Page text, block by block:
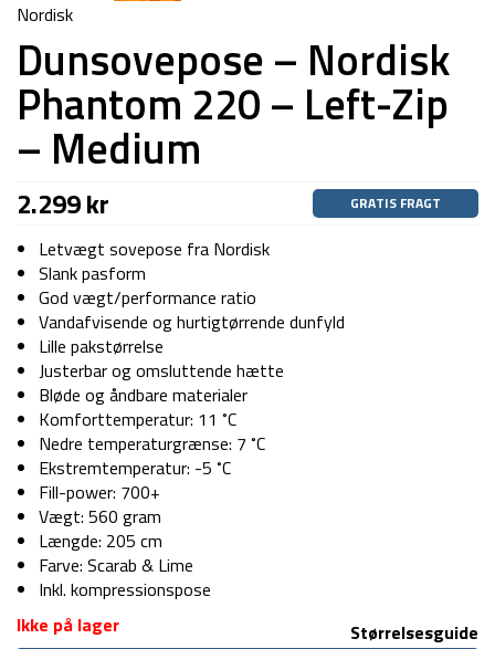
Nordisk
Dunsovepose – Nordisk
Phantom 220 – Left-Zip
– Medium
2.299kr GRATIS FRAGT
Letvægt sovepose fra Nordisk
Slank pasform
God vægt/performance ratio
Vandafvisende og hurtigtørrende dunfyld
Lille pakstørrelse
Justerbar og omsluttende hætte
Bløde og åndbare materialer
Komforttemperatur: 11 ˚C
Nedre temperaturgrænse: 7 ˚C
Ekstremtemperatur: -5 ˚C
Fill-power: 700+
Vægt: 560 gram
Længde: 205 cm
Farve: Scarab & Lime
Inkl. kompressionspose
Størrelsesguide
Ikke på lager